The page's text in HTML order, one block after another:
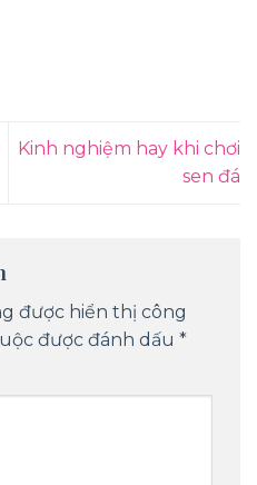
Kinh nghiệm hay khi chơi
sen đá
được hiển thị công
được đánh dấu *